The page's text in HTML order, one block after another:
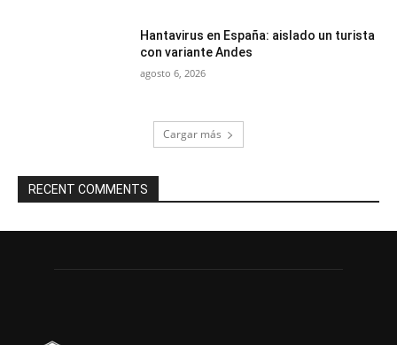
Hantavirus en España: aislado un turista
con variante Andes
agosto 6, 2026
Cargar más
RECENT COMMENTS